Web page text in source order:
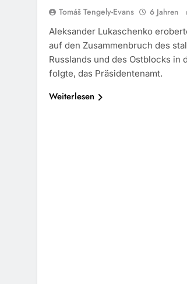
Tomáš Tengely-Evans 6 Jahren
Aleksander Lukaschenko
auf den Zusammenbruch des
Russlands und des Ostblocks in
folgte, das Präsidentenamt.
Weiterlesen